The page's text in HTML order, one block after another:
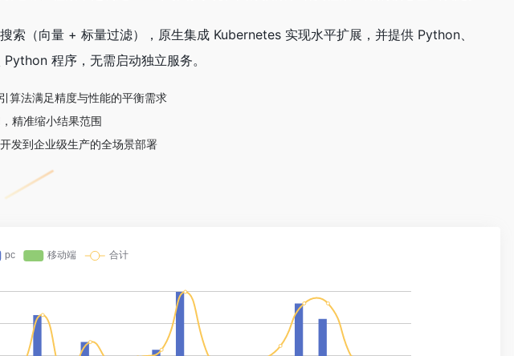
（向量 + 标量过滤），原生集成 Kubernetes 实现水平扩展，并提供 Python、
程序，无需启动独立服务。
算法满足精度与性能的平衡需求
精准缩小结果范围
发到企业级生产的全场景部署